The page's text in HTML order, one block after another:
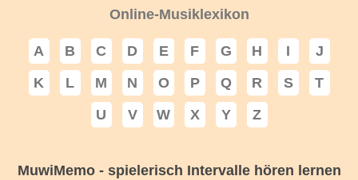
Online-Musiklexikon
A B C D E F G H I
J
K
L M N O P Q R S
T
U
V W X Y Z
MuwiMemo - spielerisch Intervalle hören lernen